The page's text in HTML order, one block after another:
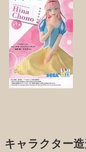
キャラクター造